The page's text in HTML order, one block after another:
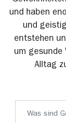
und haben
und
entstehen
um gesunde
Alltag
Was sind